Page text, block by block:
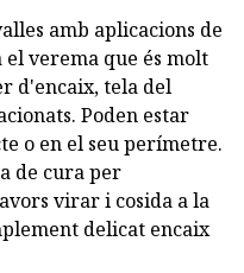
amb aplicacions de
verema que és molt
d'encaix, tela del
Poden estar
o en el seu perímetre.
de cura per
virar i cosida a la
delicat encaix